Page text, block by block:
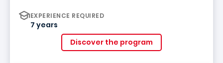
EXPERIENCE REQUIRED
7 years
Discover the program